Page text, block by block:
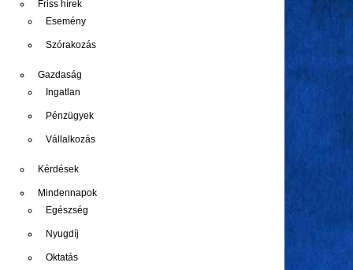
Friss hírek
Esemény
Szórakozás
Gazdaság
Ingatlan
Pénzügyek
Vállalkozás
Kérdések
Mindennapok
Egészség
Nyugdíj
Oktatás